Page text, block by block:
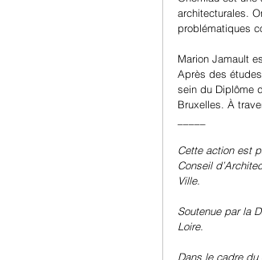
architecturales.
problématiques
Marion Jamault
Après des
sein du Diplôme
Bruxelles. À
Cette action est
Conseil
Ville.
Soutenue par la
Loire.
Dans le cadre